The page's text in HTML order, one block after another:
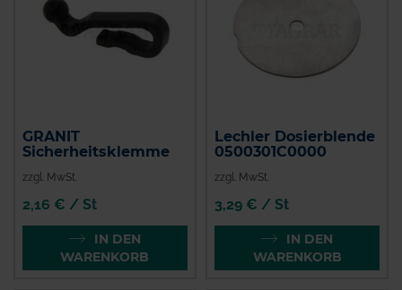
GRANIT
Sicherheitsklemme
zzgl. MwSt.
2,16 € / St
IN DEN
WARENKORB
Lechler Dosierblende
0500301C0000
zzgl. MwSt.
3,29 € / St
IN DEN
WARENKORB